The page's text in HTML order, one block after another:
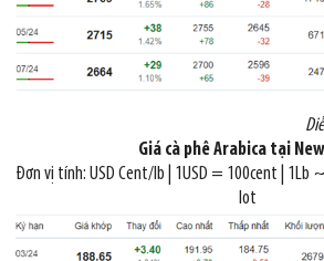
Giá cà phê Arabica tại
Đơn vị tính: USD Cent/lb | 1USD = 100cent | 1Lb
lot